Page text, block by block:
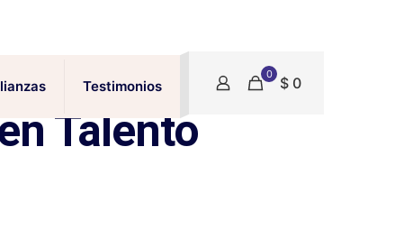
Testimonios
0 $ 0
Talento